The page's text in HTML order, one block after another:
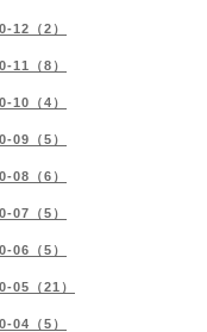
12（2）
11（8）
10（4）
09（5）
08（6）
07（5）
06（5）
05（21）
04（5）